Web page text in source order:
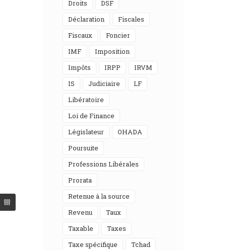
Droits
DSF
Déclaration
Fiscales
Fiscaux
Foncier
IMF
Imposition
Impôts
IRPP
IRVM
IS
Judiciaire
LF
Libératoire
Loi de Finance
Législateur
OHADA
Poursuite
Professions Libérales
Prorata
Retenue à la source
Revenu
Taux
Taxable
taxes
Taxe spécifique
Tchad